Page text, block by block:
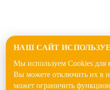
НАШ САЙТ
Мы используем Cookies для
Вы можете отключить их в
может ограничить